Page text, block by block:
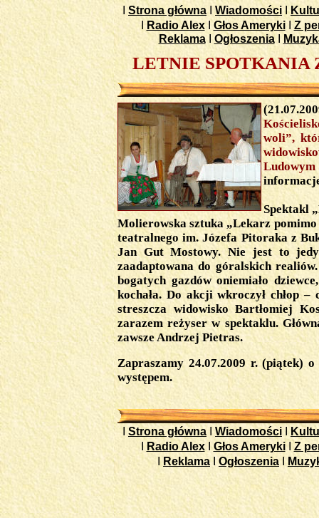
Strona główna Wiadomości
Radio Alex Głos Ameryki
Z
Reklama
OgłoszeniaI
LETNIE SPOTKANIA
woli”,
Spektakl
Molierowska sztuka „Lekarz pomimo
teatralnego im. Józefa Pitoraka z
Jan Gut Mostowy. Nie jest to
zaadaptowana do góralskich
bogatych gazdów oniemiało
kochała. Do akcji wkroczył chłop
streszcza widowisko Bartłomiej
zarazem reżyser w spektaklu.
zawsze Andrzej Pietras.
Zapraszamy 24.07.2009 r. (piątek)
występem.
I Strona główna Wiadomości
Radio Alex I Głos Ameryki
Z
Reklama Ogłoszenia